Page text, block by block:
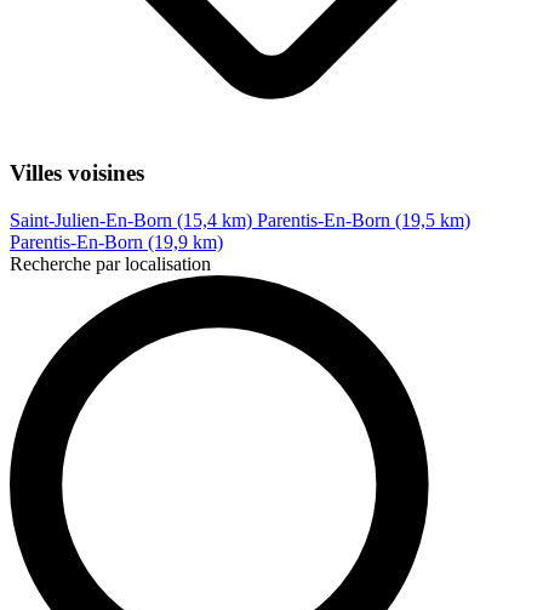
Villes voisines
Saint-Julien-En-Born (15,4 km) Parentis-En-Born (19,5 km)
Parentis-En-Born (19,9 km)
Recherche par localisation